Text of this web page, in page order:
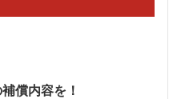
償内容を！